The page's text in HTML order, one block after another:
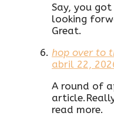
Say, you
looking
Great.
hop over to
abril 22,
A round of
read more.